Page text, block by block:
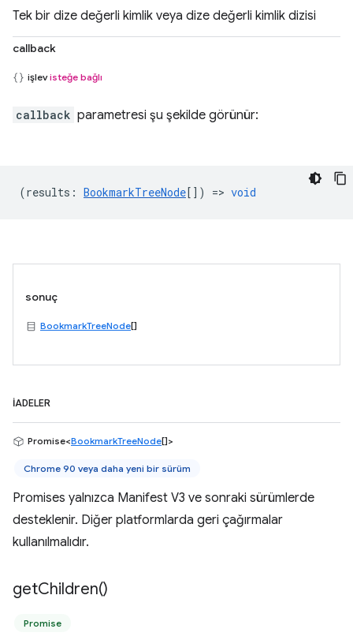
Tek bir dize değerli kimlik veya dize değerli kimlik dizisi
callback
işlevisteğe bağlı
callback parametresi şu şekilde görünür:
(results : BookmarkTreeNode[]) => void
sonuç
BookmarkTreeNode[]
İADELER
Promise<BookmarkTreeNode[]>
Chrome 90 veya daha yeni bir sürüm
Promises yalnızca Manifest V3 ve sonraki sürümlerde
desteklenir. Diğer platformlarda geri çağırmalar
kullanılmalıdır.
getChildren()
Promise